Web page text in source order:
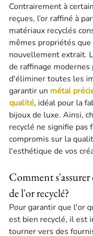
Contrairement à
reçues, l’or raffiné à
matériaux recyclés
mêmes propriétés que
nouvellement extrait.
de raffinage
d'éliminer toutes les
garantir un métal
qualité, idéal pour la
bijoux de luxe. Ainsi,
recyclé ne signifie pas
compromis sur la
l'esthétique de vos
Comment
de l'or recyclé?
Pour garantir que l'or
est bien recyclé, il est
tourner vers des